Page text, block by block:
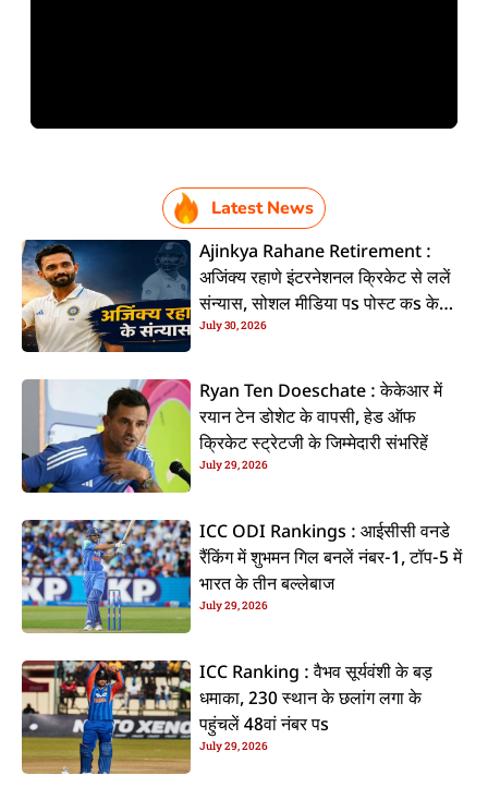
Latest News
Ajinkya Rahane Retirement :
अजिंक्य रहाणे इंटरनेशनल क्रिकेट से ललें
संन्यास, सोशल मीडिया पs पोस्ट कs के
कइलें एलान
July 30, 2026
Ryan Ten Doeschate : केकेआर में
रयान टेन डोशेट के वापसी, हेड ऑफ
क्रिकेट स्ट्रेटजी के जिम्मेदारी संभरिहें
July 29, 2026
ICC ODI Rankings : आईसीसी वनडे
रैंकिंग में शुभमन गिल बनलें नंबर-1, टॉप-5 में
भारत के तीन बल्लेबाज
July 29, 2026
ICC Ranking : वैभव सूर्यवंशी के बड़
धमाका, 230 स्थान के छलांग लगा के
पहुंचलें 48वां नंबर पs
July 29, 2026